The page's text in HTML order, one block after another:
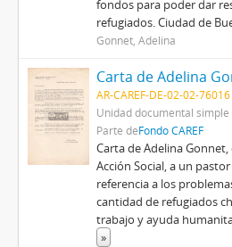
fondos para poder dar
refugiados. Ciudad de
Gonnet, Adelina
AR-CAREF-DE-02-02-76016
Unidad documental simple
Parte deFondo CAREF
Carta de Adelina
Acción Social, a un
referencia a los
cantidad de refugiados
trabajo y ayuda
»